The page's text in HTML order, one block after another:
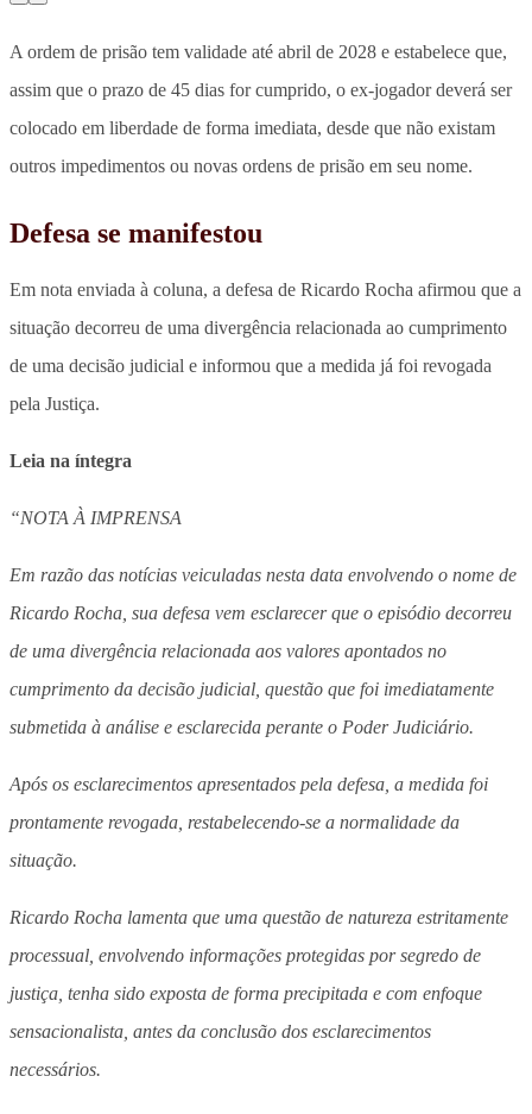
A ordem de prisão tem validade até abril de 2028 e estabelece que,
assim que o prazo de 45 dias for cumprido, o ex-jogador deverá ser
colocado em liberdade de forma imediata, desde que não existam
outros impedimentos ou novas ordens de prisão em seu nome.
Defesa se manifestou
Em nota enviada à coluna, a defesa de Ricardo Rocha afirmou que a
situação decorreu de uma divergência relacionada ao cumprimento
de uma decisão judicial e informou que a medida já foi revogada
pela Justiça.
Leia na íntegra
“NOTA À IMPRENSA
Em razão das notícias veiculadas nesta data envolvendo o nome de
Ricardo Rocha, sua defesa vem esclarecer que o episódio decorreu
de uma divergência relacionada aos valores apontados no
cumprimento da decisão judicial, questão que foi imediatamente
submetida à análise e esclarecida perante o Poder Judiciário.
Após os esclarecimentos apresentados pela defesa, a medida foi
prontamente revogada, restabelecendo-se a normalidade da
situação.
Ricardo Rocha lamenta que uma questão de natureza estritamente
processual, envolvendo informações protegidas por segredo de
justiça, tenha sido exposta de forma precipitada e com enfoque
sensacionalista, antes da conclusão dos esclarecimentos
necessários.